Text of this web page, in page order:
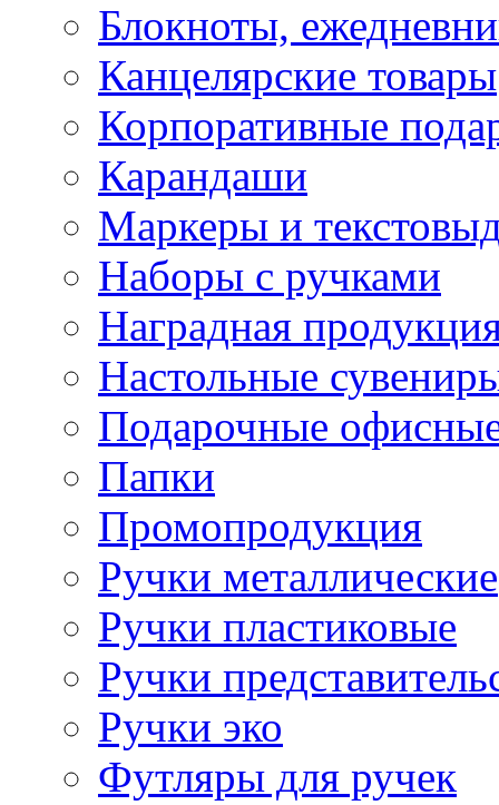
Блокноты,
Канцелярские товары
Корпоративные
Карандаши
Маркеры и
Наборы с ручками
Наградная
Настольные
Подарочные
Папки
Промопродукция
Ручки металлические
Ручки пластиковые
Ручки
Ручки эко
Футляры для ручек